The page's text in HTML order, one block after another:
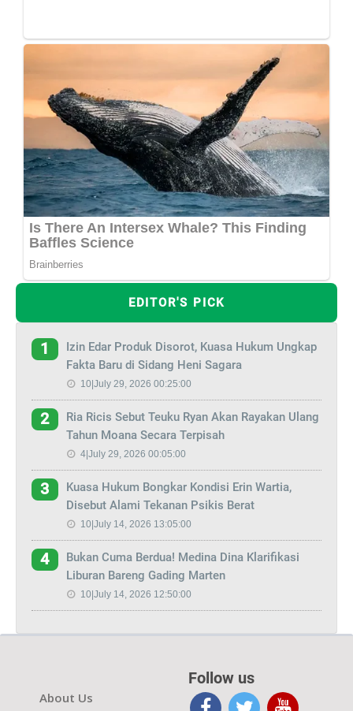
EDITOR'S PICK
1
Izin Edar Produk Disorot, Kuasa Hukum Ungkap
Fakta Baru di Sidang Heni Sagara
10|July 29, 2026 00:25:00
2
Ria Ricis Sebut Teuku Ryan Akan Rayakan Ulang
Tahun Moana Secara Terpisah
4|July 29, 2026 00:05:00
3
Kuasa Hukum Bongkar Kondisi Erin Wartia,
Disebut Alami Tekanan Psikis Berat
10|July 14, 2026 13:05:00
4
Bukan Cuma Berdua! Medina Dina Klarifikasi
Liburan Bareng Gading Marten
10|July 14, 2026 12:50:00
About Us
Follow us